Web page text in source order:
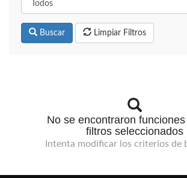
Buscar Limpiar Filtros
No se encontraron
filtros seleccionados
Intenta modificar los criterios de